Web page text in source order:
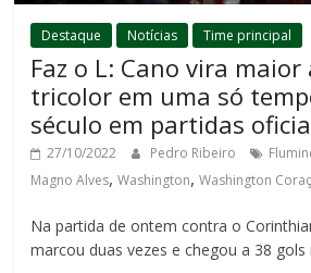
Destaque Notícias Time principal
Faz o L: Cano vira
tricolor em uma só
século em partidas
27/10/2022 Pedro Ribeiro
Magno Alves,Washington,Washington
Na partida de ontem contra o
marcou duas vezes e chegou a 38 gols